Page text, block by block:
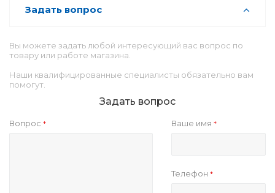
Задать вопрос
Вы можете задать любой интересующий вас вопрос по
товару или работе магазина.
Наши квалифицированные специалисты обязательно вам
помогут.
Задать вопрос
Вопрос * Ваше имя*
Телефон*